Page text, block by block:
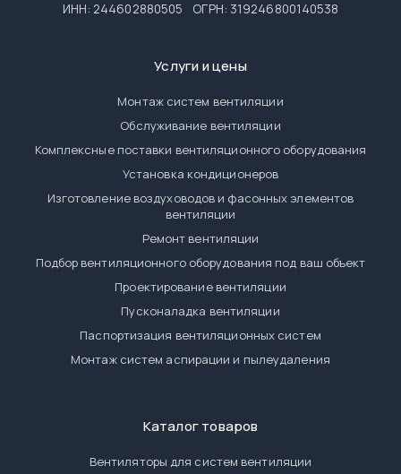
ИНН: 244602880505
ОГРН: 319246800140538
Услуги и цены
Монтаж систем вентиляции
Обслуживание вентиляции
Комплексные поставки вентиляционного оборудования
Установка кондиционеров
Изготовление воздуховодов и фасонных элементов
вентиляции
Ремонт вентиляции
Подбор вентиляционного оборудования под ваш объект
Проектирование вентиляции
Пусконаладка вентиляции
Паспортизация вентиляционных систем
Монтаж систем аспирации и пылеудаления
Каталог товаров
Вентиляторы для систем вентиляции